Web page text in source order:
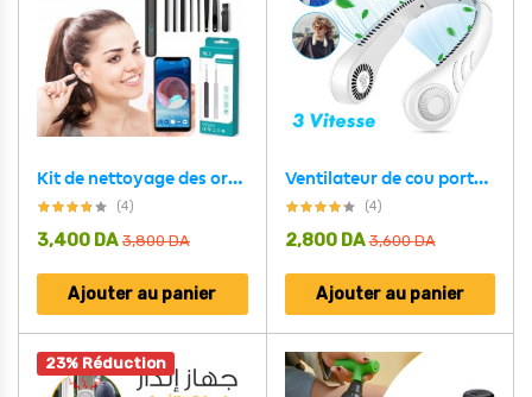
Kit de nettoyage des oreilles intelligents sans fil avec caméra et lumière LED NE3
(4)
3,800DA
3,400 DA
Ajouter au panier
Ventilateur de cou portable 3 vitesses rechargeable USB,
(4)
3,600DA
2,800 DA
Ajouter au panier
23% Réduction